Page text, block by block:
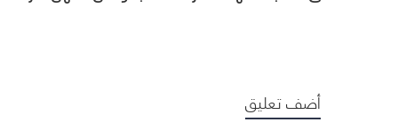
المركبات والسطو على المركبات وطمس
أضف تعليق